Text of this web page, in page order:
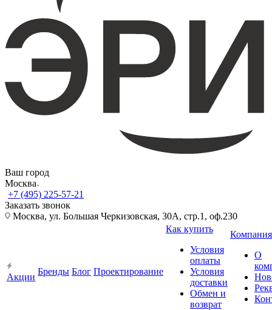
Ваш город
Москва
+7 (495) 225-57-21
Заказать звонок
Москва, ул. Большая Черкизовская, 30А, стр.1, оф.230
Акции
Бренды Блог Проектирование
Как купить
Условия
оплаты
Условия
доставки
Обмен и
возврат
Компания
О